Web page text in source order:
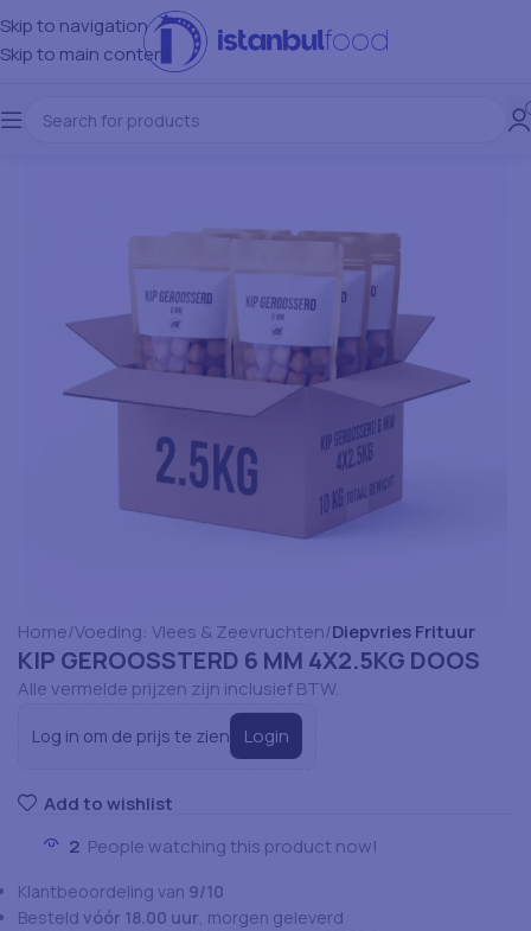
Skip to navigation
Skip to main content
Home Voeding: Vlees & Zeevruchten Diepvries Frituur
KIP GEROOSSTERD 6 MM 4X2.5KG DOOS
Alle vermelde prijzen zijn inclusief BTW.
Log in om de prijs te zien Login
Add to wishlist
2 People watching this product now!
Klantbeoordeling van 9/10
Besteld vóór 18.00 uur, morgen geleverd